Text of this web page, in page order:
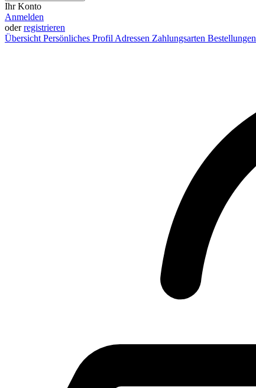
Ihr Konto
Anmelden
oderregistrieren
Übersicht Persönliches Profil Adressen Zahlungsarten Bestellungen